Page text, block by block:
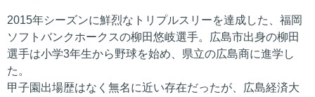
2015年シーズンに鮮烈なトリプルスリーを達成した、福岡
ソフトバンクホークスの柳田悠岐選手。広島市出身の柳田
選手は小学3年生から野球を始め、県立の広島商に進学し
た。
甲子園出場歴はなく無名に近い存在だったが、広島経済大